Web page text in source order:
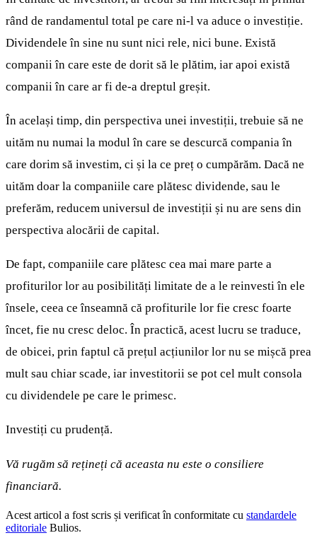
rând de randamentul total pe care ni-l va aduce o investiție.
Dividendele în sine nu sunt nici rele, nici bune. Există
companii în care este de dorit să le plătim, iar apoi există
companii în care ar fi de-a dreptul greșit.
În același timp, din perspectiva unei investiții, trebuie să ne
uităm nu numai la modul în care se descurcă compania în
care dorim să investim, ci și la ce preț o cumpărăm. Dacă ne
uităm doar la companiile care plătesc dividende, sau le
preferăm, reducem universul de investiții și nu are sens din
perspectiva alocării de capital.
De fapt, companiile care plătesc cea mai mare parte a
profiturilor lor au posibilități limitate de a le reinvesti în ele
însele, ceea ce înseamnă că profiturile lor fie cresc foarte
încet, fie nu cresc deloc. În practică, acest lucru se traduce,
de obicei, prin faptul că prețul acțiunilor lor nu se mișcă prea
mult sau chiar scade, iar investitorii se pot cel mult consola
cu dividendele pe care le primesc.
Investiți cu prudență.
Vă rugăm să rețineți că aceasta nu este o consiliere
financiară.
Acest articol a fost scris și verificat în conformitate cu standardele
editoriale Bulios.